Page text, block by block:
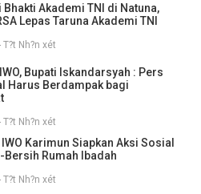
Akademi TNI di Natuna,
Lepas Taruna Akademi TNI
Nh?n xét
Bupati Iskandarsyah : Pers
Harus Berdampak bagi
Nh?n xét
IWO Karimun Siapkan Aksi Sosial
Bersih Rumah Ibadah
Nh?n xét